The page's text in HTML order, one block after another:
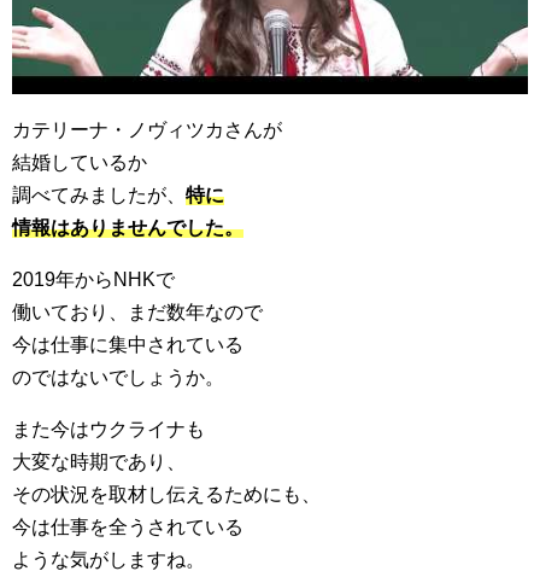
カテリーナ・ノヴィツカさんが
結婚しているか
調べてみましたが、 特に
情報はありませんでした。
2019年からNHKで
働いており、まだ数年なので
今は仕事に集中されている
のではないでしょうか。
また今はウクライナも
大変な時期であり、
その状況を取材し伝えるためにも、
今は仕事を全うされている
ような気がしますね。